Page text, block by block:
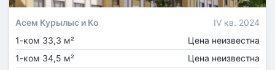
Асем Курылыс и Ко
IV кв. 2024
1-ком 33,3 м²
Цена неизвестна
1-ком 34,5 м²
Цена неизвестна